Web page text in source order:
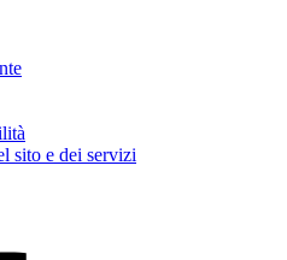
sito e dei servizi